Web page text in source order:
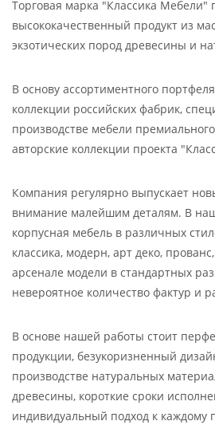
Торговая марка "Классика Мебели"
высококачественный продукт из
экзотических пород древесины и
В основу ассортиментного
коллекции российских фабрик,
производстве мебели
авторские коллекции проекта
Компания регулярно выпускает
внимание малейшим деталям. В
корпусная мебель в различных
классика, модерн, арт деко,
арсенале модели в стандартных
невероятное количество фактур и
В основе нашей работы стоит
продукции, безукоризненный
производстве натуральных
древесины, короткие сроки
индивидуальный подход к каждому